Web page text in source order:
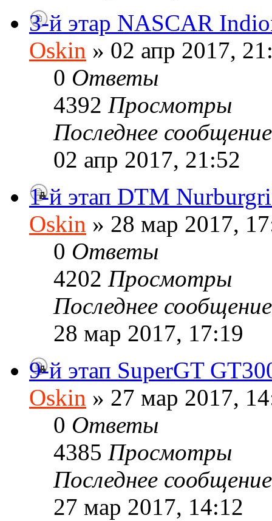
3-й этар NASCAR
Oskin » 02 апр 2017,
0 Ответы
4392 Просмотры
Последнее
02 апр 2017, 21:52
1-й этап DTM
Oskin » 28 мар 2017,
0 Ответы
4202 Просмотры
Последнее
28 мар 2017, 17:19
9-й этап SuperGT
Oskin » 27 мар 2017,
0 Ответы
4385 Просмотры
Последнее
27 мар 2017, 14:12